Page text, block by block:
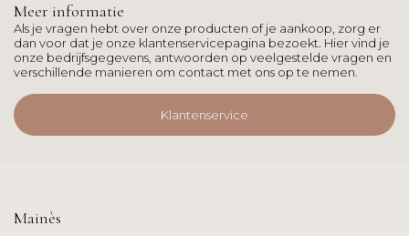
Meer informatie
Als je vragen hebt over onze producten of je aankoop, zorg er
dan voor dat je onze klantenservicepagina bezoekt. Hier vind je
onze bedrijfsgegevens, antwoorden op veelgestelde vragen en
verschillende manieren om contact met ons op te nemen.
Klantenservice
Mainès